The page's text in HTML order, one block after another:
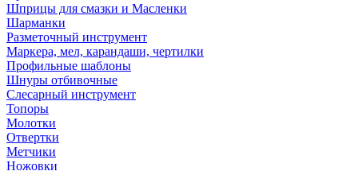
Шприцы для смазки и Масленки
Шарманки
Разметочный инструмент
Маркера, мел, карандаши, чертилки
Профильные шаблоны
Шнуры отбивочные
Слесарный инструмент
Топоры
Молотки
Отвертки
Метчики
Ножовки